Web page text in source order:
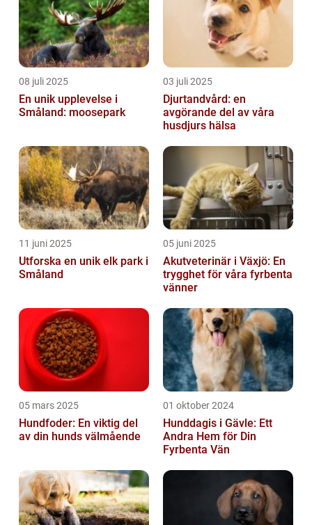
08 juli 2025
En unik upplevelse i
Småland: moosepark
03 juli 2025
Djurtandvård: en
avgörande del av våra
husdjurs hälsa
11 juni 2025
Utforska en unik elk park i
Småland
05 juni 2025
Akutveterinär i Växjö: En
trygghet för våra fyrbenta
vänner
05 mars 2025
Hundfoder: En viktig del
av din hunds välmående
01 oktober 2024
Hunddagis i Gävle: Ett
Andra Hem för Din
Fyrbenta Vän